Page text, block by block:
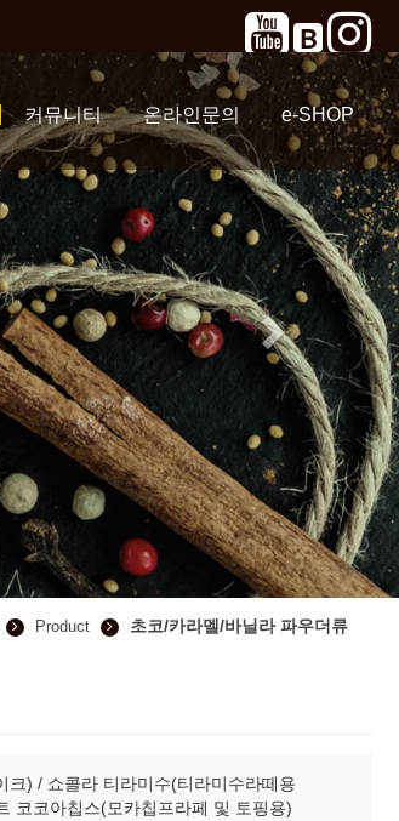
B
/니처
피
커뮤니티
이벤트 공지
샘플신청 코너
온라인문의
Q&A 온라인문의
e-SHOP
직영몰(자사몰)
네이버
스마트스토어
GLOBAL SHOP
JAPAN
公式ストア
Product 초코/카라멜/바닐라 파우더류
) / 쇼콜라 티라미수(티라미수라떼용
코코아칩스(모카칩프라페 및 토핑용)